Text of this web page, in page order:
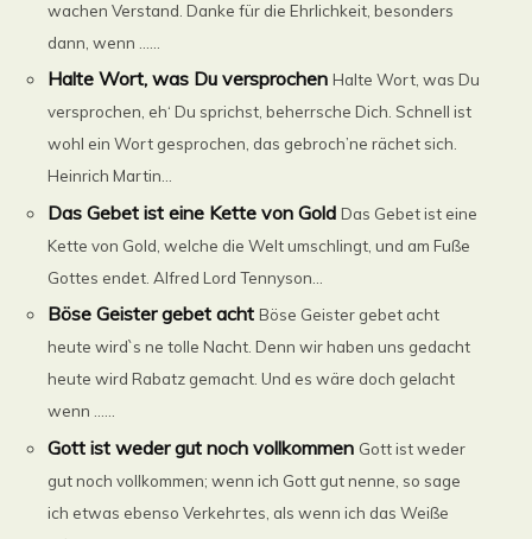
wachen Verstand. Danke für die Ehrlichkeit, besonders
dann, wenn ......
Halte Wort, was Du versprochen Halte Wort, was Du
versprochen, eh‘ Du sprichst, beherrsche Dich. Schnell ist
wohl ein Wort gesprochen, das gebroch’ne rächet sich.
Heinrich Martin...
Das Gebet ist eine Kette von Gold Das Gebet ist eine
Kette von Gold, welche die Welt umschlingt, und am Fuße
Gottes endet. Alfred Lord Tennyson...
Böse Geister gebet acht Böse Geister gebet acht
heute wird`s ne tolle Nacht. Denn wir haben uns gedacht
heute wird Rabatz gemacht. Und es wäre doch gelacht
wenn ......
Gott ist weder gut noch vollkommen Gott ist weder
gut noch vollkommen; wenn ich Gott gut nenne, so sage
ich etwas ebenso Verkehrtes, als wenn ich das Weiße